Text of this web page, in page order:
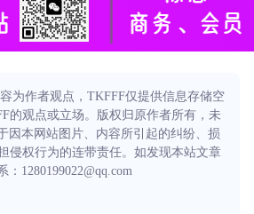
为作者观点，TKFFF仅提供信息存储空
的观点或立场。版权归原作者所有，未
因本网站图片、内容所引起的纠纷、损
侵权行为的连带责任。如发现本站文章
1280199022@qq.com